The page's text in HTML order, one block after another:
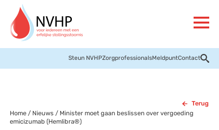
Steun NVHPZorgprofessionalsMeldpuntContact
Terug
Home / Nieuws / Minister moet gaan beslissen over vergoeding
emicizumab (Hemlibra®)